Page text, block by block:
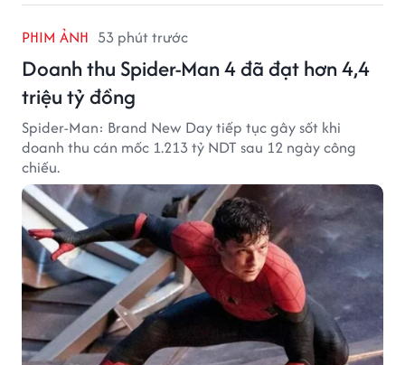
PHIM ẢNH 53 phút trước
Doanh thu Spider-Man 4 đã đạt hơn 4,4
triệu tỷ đồng
Spider-Man: Brand New Day tiếp tục gây sốt khi
doanh thu cán mốc 1.213 tỷ NDT sau 12 ngày công
chiếu.